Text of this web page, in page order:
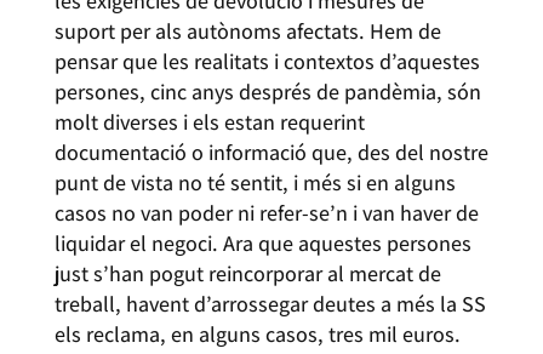
suport per als autònoms afectats. Hem de
pensar que les realitats i contextos d’aquestes
persones, cinc anys després de pandèmia, són
molt diverses i els estan requerint
documentació o informació que, des del nostre
punt de vista no té sentit, i més si en alguns
casos no van poder ni refer-se’n i van haver de
liquidar el negoci. Ara que aquestes persones
just s’han pogut reincorporar al mercat de
treball, havent d’arrossegar deutes a més la SS
els reclama, en alguns casos, tres mil euros.